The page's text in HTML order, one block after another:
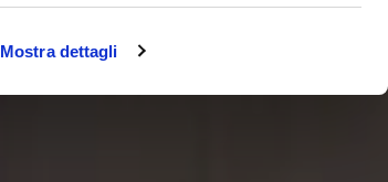
Mostra dettagli